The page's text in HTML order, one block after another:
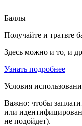
Баллы
Получайте и тратьте
Здесь можно и то, и
Узнать подробнее
Условия
Важно: чтобы
или
не подойдет).